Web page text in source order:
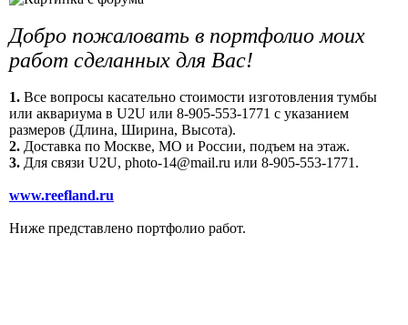
Добро пожаловать в портфолио моих
работ сделанных для Вас!
1. Все вопросы касательно стоимости изготовления тумбы
или аквариума в U2U или 8-905-553-1771 с указанием
размеров (Длина, Ширина, Высота).
2. Доставка по Москве, МО и России, подъем на этаж.
3. Для связи U2U, photo-14@mail.ru или 8-905-553-1771.
www.reefland.ru
Ниже представлено портфолио работ.